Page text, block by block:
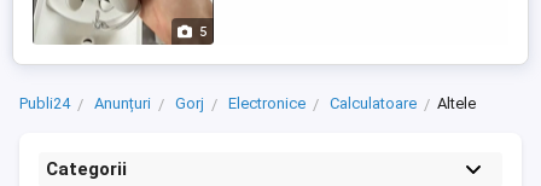
5
Publi24 Anunțuri Gorj Electronice Calculatoare Altele
Categorii